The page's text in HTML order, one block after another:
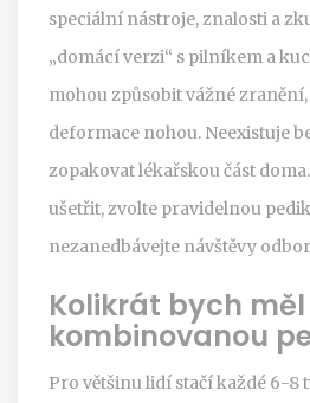
speciální nástroje, znalosti a
„domácí verzi“ s pilníkem a
mohou způsobit vážné
deformace nohou. Neexistuje
zopakovat lékařskou část
ušetřit, zvolte pravidelnou
nezanedbávejte návštěvy
Kolikrát bych
kombinovanou
Pro většinu lidí stačí každé 6-8